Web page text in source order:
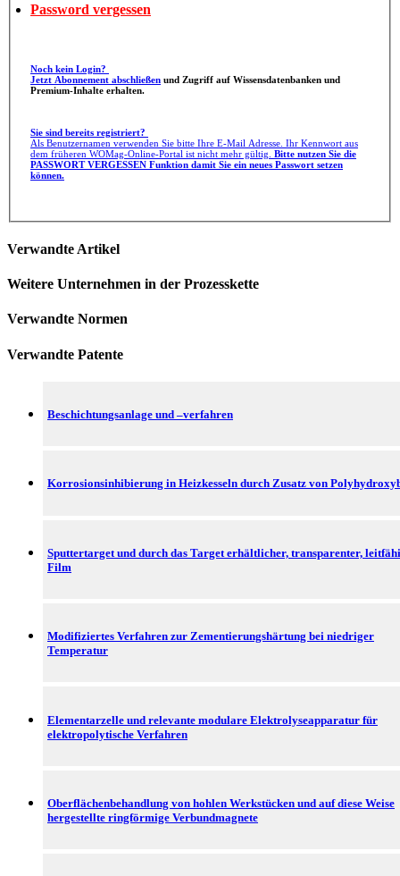
Password vergessen
Noch kein Login?
Jetzt Abonnement abschließen
Premium-Inhalte erhalten.
Sie sind bereits registriert?
Als Benutzernamen verwenden Sie bitte Ihre E-Mail Adresse. Ihr Kennwort aus
dem früheren WOMag-Online-Portal ist nicht mehr gültig. Bitte nutzen Sie die
PASSWORT VERGESSEN Funktion damit Sie ein neues Passwort setzen
können.
Verwandte Artikel
Weitere Unternehmen in der Prozesskette
Verwandte Normen
Verwandte Patente
Beschichtungsanlage und –verfahren
Korrosionsinhibierung in Heizkesseln durch Zusatz von
Sputtertarget und durch das Target erhältlicher, transparenter,
Film
Modifiziertes Verfahren zur Zementierungshärtung bei niedriger
Temperatur
Elementarzelle und relevante modulare Elektrolyseapparatur für
elektropolytische Verfahren
Oberflächenbehandlung von hohlen Werkstücken und auf diese Weise
hergestellte ringförmige Verbundmagnete